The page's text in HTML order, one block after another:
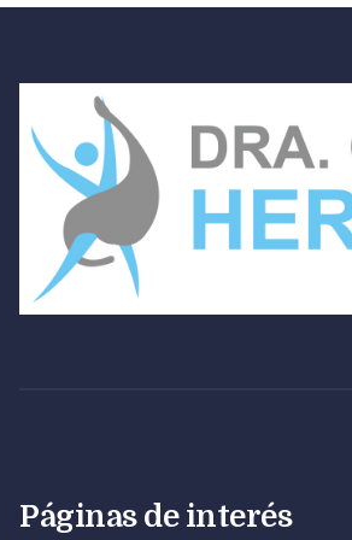
Páginas de interés